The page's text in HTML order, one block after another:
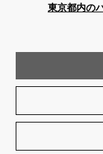
東京都内の